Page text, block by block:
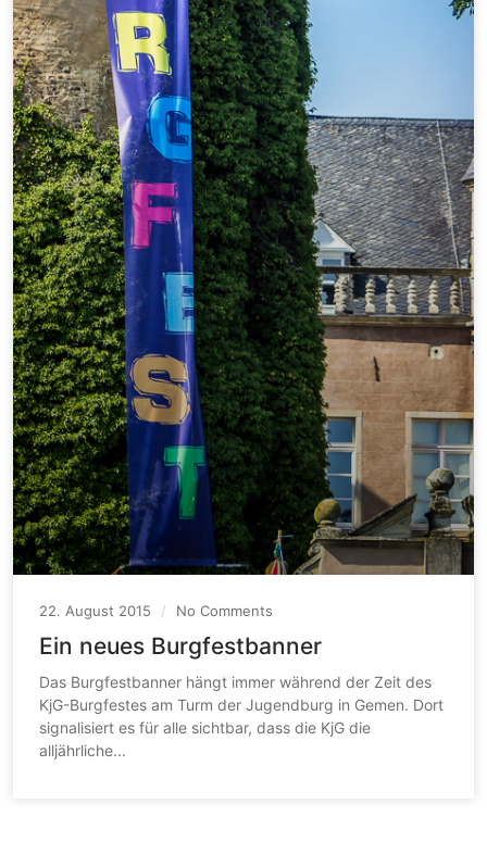
22. August 2015 / No Comments
Ein neues Burgfestbanner
Das Burgfestbanner hängt immer während der Zeit des
KjG-Burgfestes am Turm der Jugendburg in Gemen. Dort
signalisiert es für alle sichtbar, dass die KjG die
alljährliche...